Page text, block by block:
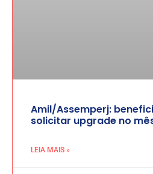
Amil/Assemperj:
solicitar upgrade no
LEIA MAIS »